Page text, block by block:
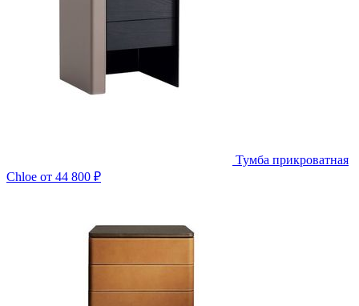
Тумба прикроватная
Chloe от 44 800 ₽